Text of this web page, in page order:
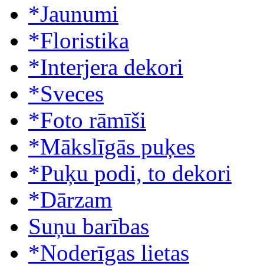
*Jaunumi
*Floristika
*Interjera dekori
*Sveces
*Foto rāmīši
*Mākslīgās puķes
*Puķu podi, to dekori
*Dārzam
Suņu barības
*Noderīgas lietas